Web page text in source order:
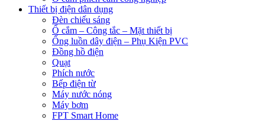
Thiết bị điện dân dụng
Đèn chiếu sáng
Ổ cắm – Công tắc – Mặt thiết bị
Ống luồn dây điện – Phụ Kiện PVC
Đồng hồ điện
Quạt
Phích nước
Bếp điện từ
Máy nước nóng
Máy bơm
FPT Smart Home